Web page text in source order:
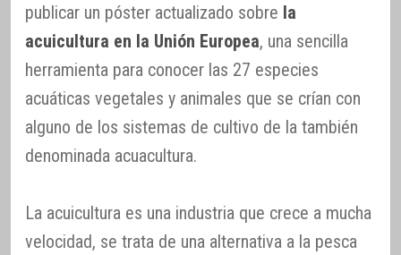
publicar un póster actualizado sobre la
acuicultura en la Unión Europea, una sencilla
herramienta para conocer las 27 especies
acuáticas vegetales y animales que se crían con
alguno de los sistemas de cultivo de la también
denominada acuacultura.
La acuicultura es una industria que crece a mucha
velocidad, se trata de una alternativa a la pesca